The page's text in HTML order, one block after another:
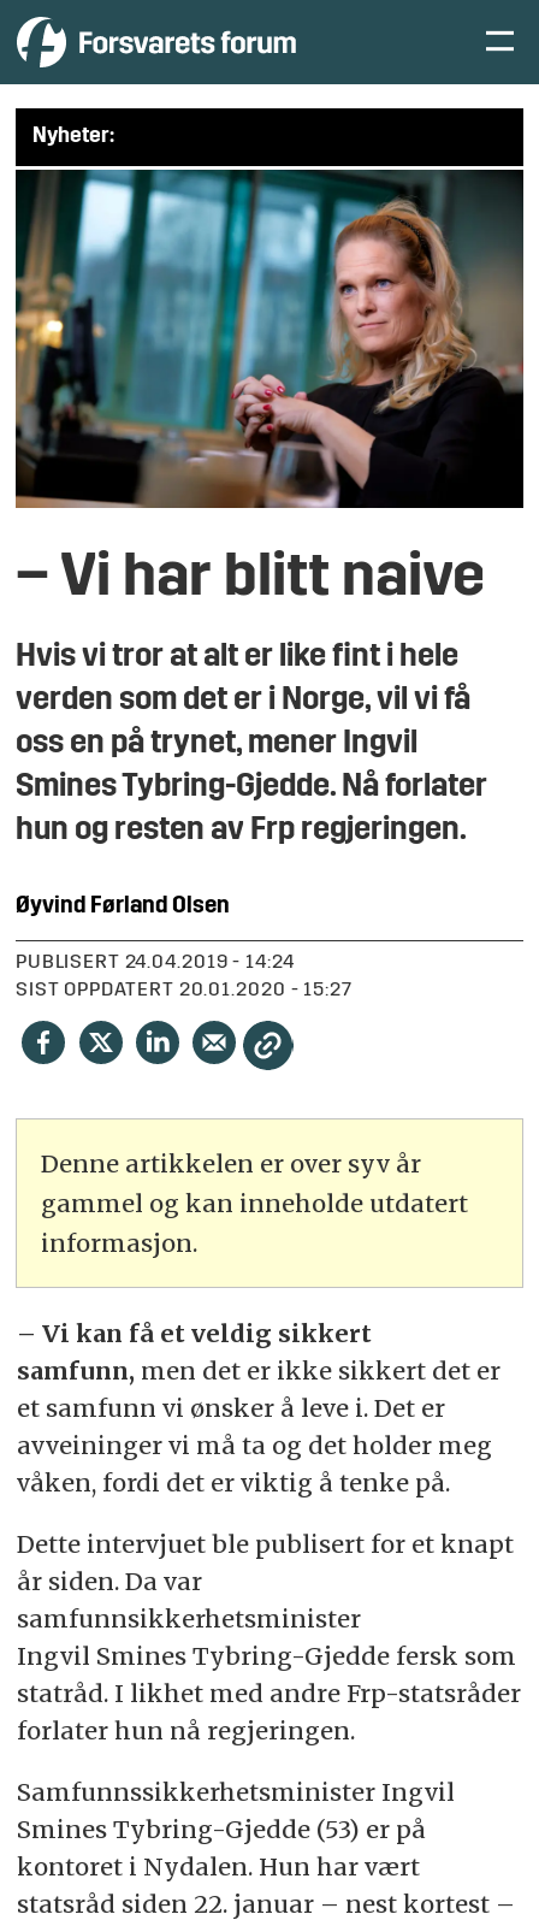
Nyheter:
– Vi har blitt naive
Hvis vi tror at alt er like fint i hele
verden som det er i Norge, vil vi få
oss en på trynet, mener Ingvil
Smines Tybring-Gjedde. Nå forlater
hun og resten av Frp regjeringen.
​Øyvind FørlandOlsen
PUBLISERT
24.04.2019 - 14:24
SIST OPPDATERT
20.01.2020 - 15:27
Denne artikkelen er over syv år
gammel og kan inneholde utdatert
informasjon.
– Vi kan få et veldig sikkert
samfunn, men det er ikke sikkert det er
et samfunn vi ønsker å leve i. Det er
avveininger vi må ta og det holder meg
våken, fordi det er viktig å tenke på.
Dette intervjuet ble publisert for et knapt
år siden. Da var
samfunnsikkerhetsminister
Ingvil Smines Tybring-Gjedde fersk som
statråd. I likhet med andre Frp-statsråder
forlater hun nå regjeringen.
Samfunnssikkerhetsminister Ingvil
Smines Tybring-Gjedde (53) er på
kontoret i Nydalen. Hun har vært
statsråd siden 22. januar – nest kortest –